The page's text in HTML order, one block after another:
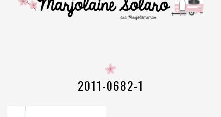
2011-0682-1